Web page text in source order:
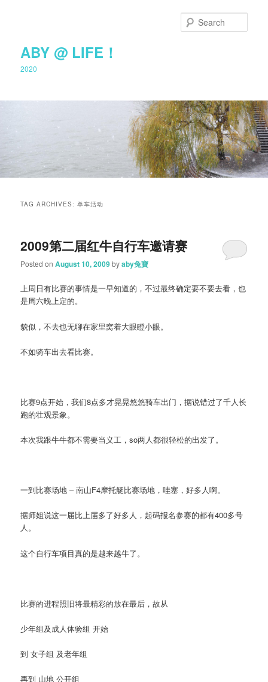
ABY @ LIFE！
2020
primary
content
secondary
content
TAG ARCHIVES:单车活动
2009第二届红牛自行车邀请赛
Posted onAugust 10, 2009byaby兔寶
上周日有比赛的事情是一早知道的，不过最终确定要不要去看，也
是周六晚上定的。
貌似，不去也无聊在家里窝着大眼瞪小眼。
不如骑车出去看比赛。
比赛9点开始，我们8点多才晃晃悠悠骑车出门，据说错过了千人长
跑的壮观景象。
本次我跟牛牛都不需要当义工，so两人都很轻松的出发了。
一到比赛场地 – 南山F4摩托艇比赛场地，哇塞，好多人啊。
据师姐说这一届比上届多了好多人，起码报名参赛的都有400多号
人。
这个自行车项目真的是越来越牛了。
比赛的进程照旧将最精彩的放在最后，故从
少年组及成人体验组 开始
到 女子组 及老年组
再到 山地 公开组